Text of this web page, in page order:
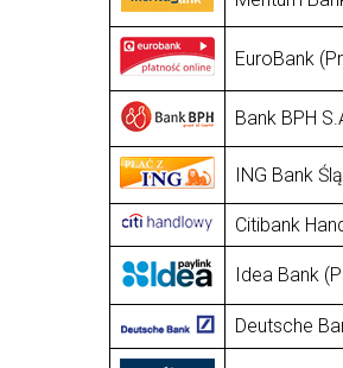
EuroBank
Bank BPH
ING Bank
Citibank
Idea Bank
Deutsche